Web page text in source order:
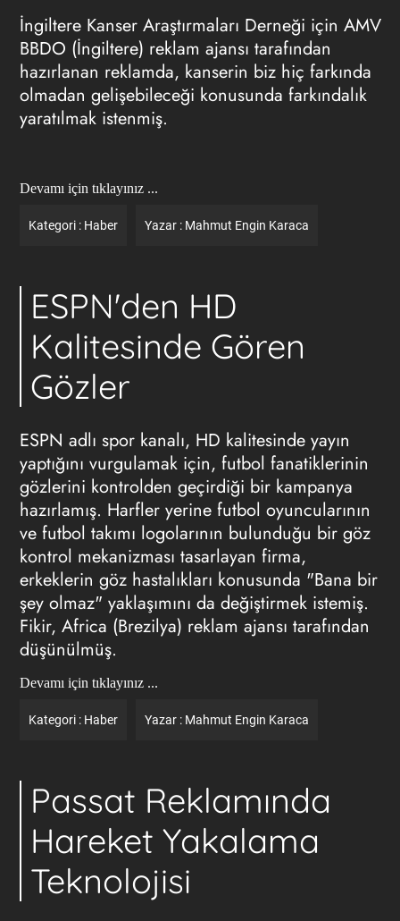
İngiltere Kanser Araştırmaları Derneği için AMV
BBDO (İngiltere) reklam ajansı tarafından
hazırlanan reklamda, kanserin biz hiç farkında
olmadan gelişebileceği konusunda farkındalık
yaratılmak istenmiş.
Devamı için tıklayınız ...
Kategori : Haber Yazar : Mahmut Engin Karaca
ESPN'den HD
Kalitesinde Gören
Gözler
ESPN adlı spor kanalı, HD kalitesinde yayın
yaptığını vurgulamak için, futbol fanatiklerinin
gözlerini kontrolden geçirdiği bir kampanya
hazırlamış. Harfler yerine futbol oyuncularının
ve futbol takımı logolarının bulunduğu bir göz
kontrol mekanizması tasarlayan firma,
erkeklerin göz hastalıkları konusunda "Bana bir
şey olmaz" yaklaşımını da değiştirmek istemiş.
Fikir, Africa (Brezilya) reklam ajansı tarafından
düşünülmüş.
Devamı için tıklayınız ...
Kategori : Haber Yazar : Mahmut Engin Karaca
Passat Reklamında
Hareket Yakalama
Teknolojisi